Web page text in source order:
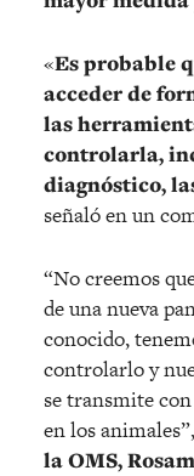
«Es probable
acceder de
las
controlarla,
diagnóstico,
señaló en un
“No creemos
de una nueva
conocido,
controlarlo y
se transmite
en los
la OMS,